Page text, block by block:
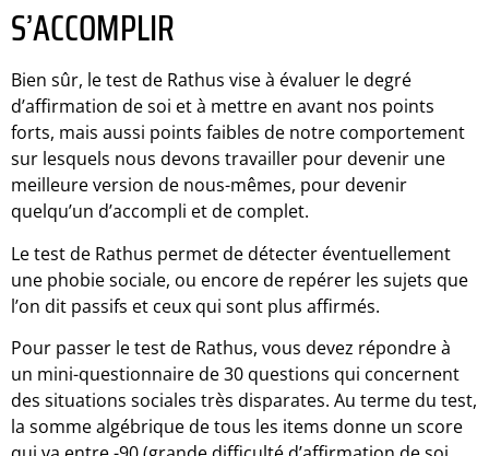
S’ACCOMPLIR
Bien sûr, le test de Rathus vise à évaluer le degré
d’affirmation de soi et à mettre en avant nos points
forts, mais aussi points faibles de notre comportement
sur lesquels nous devons travailler pour devenir une
meilleure version de nous-mêmes, pour devenir
quelqu’un d’accompli et de complet.
Le test de Rathus permet de détecter éventuellement
une phobie sociale, ou encore de repérer les sujets que
l’on dit passifs et ceux qui sont plus affirmés.
Pour passer le test de Rathus, vous devez répondre à
un mini-questionnaire de 30 questions qui concernent
des situations sociales très disparates. Au terme du test,
la somme algébrique de tous les items donne un score